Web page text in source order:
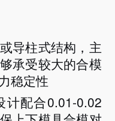
导柱式结构，主
承受较大的合模
稳定性
计配合0.01-0.02